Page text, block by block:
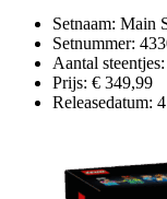
Setnaam: Main
Setnummer:
Aantal
Prijs: € 349,99
Releasedatum: